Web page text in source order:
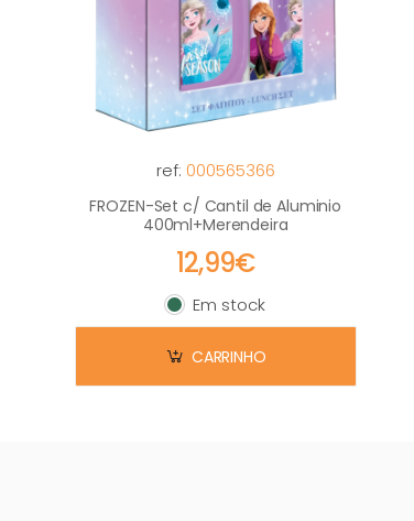
ref: 000565366
FROZEN-Set c/ Cantil de Aluminio
400ml+Merendeira
12,99€
Em stock
Em stock
CARRINHO